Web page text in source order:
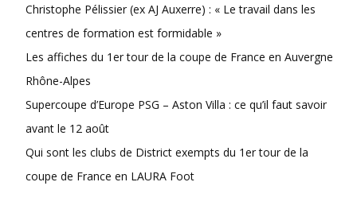
Christophe Pélissier (ex AJ Auxerre) : « Le travail dans les
centres de formation est formidable »
Les affiches du 1er tour de la coupe de France en Auvergne
Rhône-Alpes
Supercoupe d’Europe PSG – Aston Villa : ce qu’il faut savoir
avant le 12 août
Qui sont les clubs de District exempts du 1er tour de la
coupe de France en LAURA Foot